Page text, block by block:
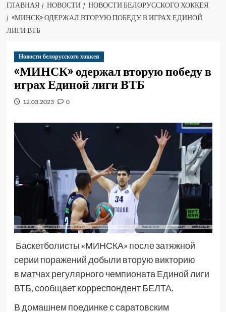
ГЛАВНАЯ НОВОСТИ
НОВОСТИ БЕЛОРУССКОГО ХОККЕЯ
«МИНСК» ОДЕРЖАЛ ВТОРУЮ ПОБЕДУ В ИГРАХ ЕДИНОЙ
ЛИГИ ВТБ
Новости белорусского хоккея
«МИНСК» одержал вторую победу в
играх Единой лиги ВТБ
12.03.2023 0
Баскетболисты «МИНСКА» после затяжной
серии поражений добыли вторую викторию
в матчах регулярного чемпионата Единой лиги
ВТБ, сообщает корреспондент БЕЛТА.
В домашнем поединке с саратовским